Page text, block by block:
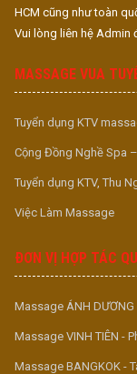
HCM cũng như toàn
Vui lòng liên hệ Admin
MASSAGE VUA
Tuyển dụng KTV
Cộng Đồng Nghề Spa
Tuyển dụng KTV, Thu
Việc Làm Massage
ĐƠN VỊ HỢP TÁC
Massage ÁNH DƯƠNG
Massage VINH TIÊN -
Massage BANGKOK -